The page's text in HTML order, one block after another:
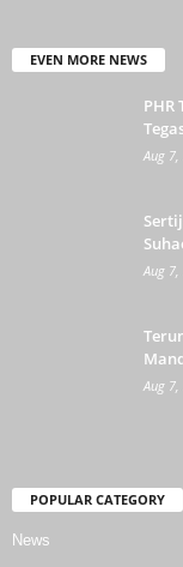
EVEN MORE NEWS
Aug
Aug
Aug
POPULAR CATEGORY
News